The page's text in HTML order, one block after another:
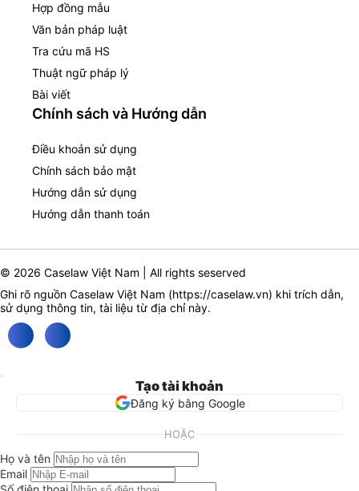
Hợp đồng mẫu
Văn bản pháp luật
Tra cứu mã HS
Thuật ngữ pháp lý
Bài viết
Chính sách và Hướng dẫn
Điều khoản sử dụng
Chính sách bảo mật
Hướng dẫn sử dụng
Hướng dẫn thanh toán
© 2026 Caselaw Việt Nam | All rights seserved
Ghi rõ nguồn Caselaw Việt Nam (https://caselaw.vn) khi trích dẫn,
sử dụng thông tin, tài liệu từ địa chỉ này.
Tạo tài khoản
Đăng ký bằng Google
HOẶC
Họ và tên
Email